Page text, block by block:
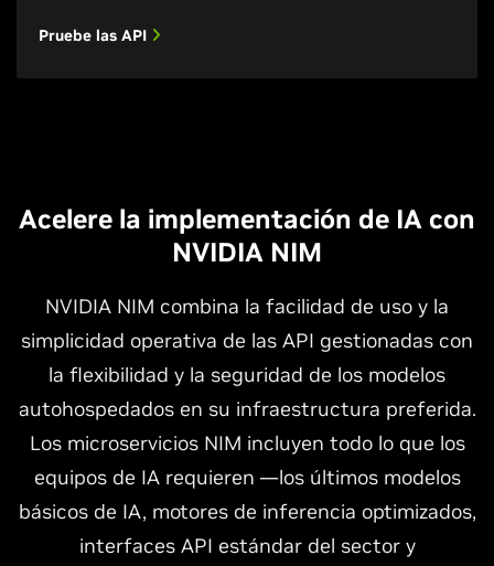
Pruebe las API
Acelere la implementación de IA con
NVIDIA NIM
NVIDIA NIM combina la facilidad de uso y la
simplicidad operativa de las API gestionadas con
la flexibilidad y la seguridad de los modelos
autohospedados en su infraestructura preferida.
Los microservicios NIM incluyen todo lo que los
equipos de IA requieren —los últimos modelos
básicos de IA, motores de inferencia optimizados,
interfaces API estándar del sector y